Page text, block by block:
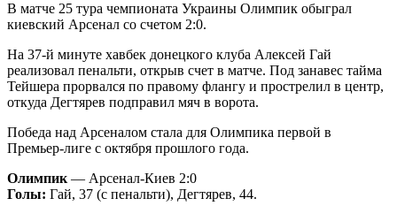
В матче 25 тура чемпионата Украины Олимпик обыграл
киевский Арсенал со счетом 2:0.
На 37-й минуте хавбек донецкого клуба Алексей Гай
реализовал пенальти, открыв счет в матче. Под занавес тайма
Тейшера прорвался по правому флангу и прострелил в центр,
откуда Дегтярев подправил мяч в ворота.
Победа над Арсеналом стала для Олимпика первой в
Премьер-лиге с октября прошлого года.
Олимпик — Арсенал-Киев 2:0
Голы: Гай, 37 (с пенальти), Дегтярев, 44.